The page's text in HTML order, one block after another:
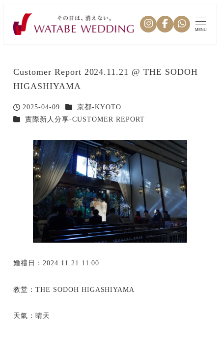
MENU
Customer Report 2024.11.21 @ THE SODOH
HIGASHIYAMA
投稿日
2025-04-09 カテゴリー
京都-KYOTO
カテゴリー
實際新人分享-CUSTOMER REPORT
婚禮日：2024.11.21 11:00
教堂：THE SODOH HIGASHIYAMA
天氣：晴天